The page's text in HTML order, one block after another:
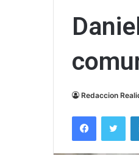
Redaccion
Facebook